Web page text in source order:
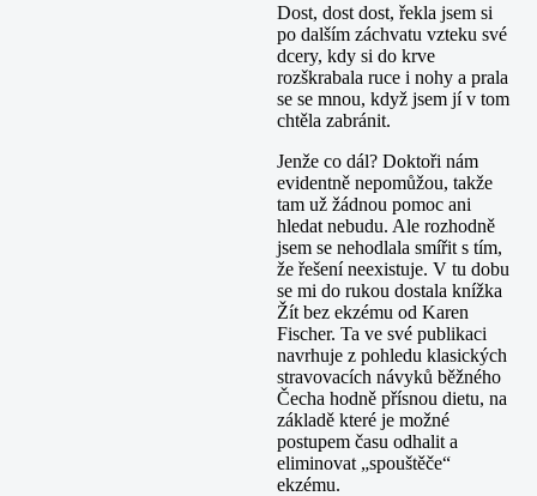
Dost, dost dost, řekla jsem si
po dalším záchvatu vzteku své
dcery, kdy si do krve
rozškrabala ruce i nohy a prala
se se mnou, když jsem jí v tom
chtěla zabránit.
Jenže co dál? Doktoři nám
evidentně nepomůžou, takže
tam už žádnou pomoc ani
hledat nebudu. Ale rozhodně
jsem se nehodlala smířit s tím,
že řešení neexistuje. V tu dobu
se mi do rukou dostala knížka
Žít bez ekzému od Karen
Fischer. Ta ve své publikaci
navrhuje z pohledu klasických
stravovacích návyků běžného
Čecha hodně přísnou dietu, na
základě které je možné
postupem času odhalit a
eliminovat „spouštěče“
ekzému.